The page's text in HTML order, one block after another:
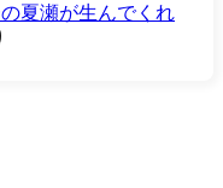
夏瀬が生んでくれ